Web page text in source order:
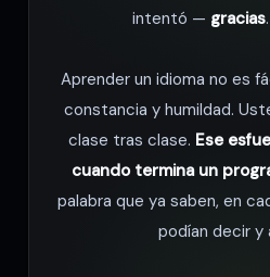
intentó — gracias
Aprender un idioma no es
constancia y humildad.
clase tras clase. Ese
cuando termina un
palabra que ya saben, en
podían decir y